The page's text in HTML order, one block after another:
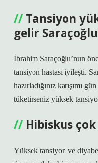
Tansiyon
gelir
İbrahim Saraçoğlu’nun
tansiyon hastası iyileşti.
hazırladığınız karışımı
tüketirseniz yüksek
Hibiskus
Yüksek tansiyon ve